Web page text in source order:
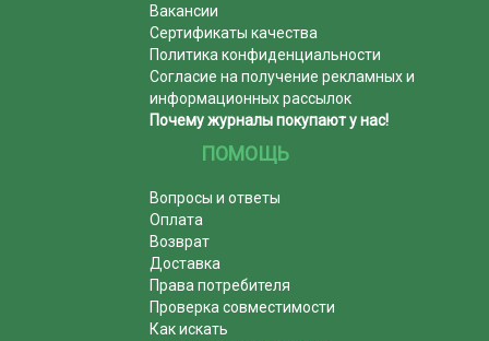
Вакансии
Сертификаты качества
Политика конфиденциальности
Согласие на получение рекламных и
информационных рассылок
Почему журналы покупают у нас!
ПОМОЩЬ
Вопросы и ответы
Оплата
Возврат
Доставка
Права потребителя
Проверка совместимости
Как искать